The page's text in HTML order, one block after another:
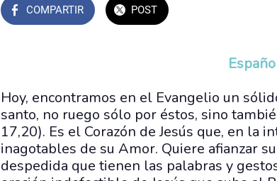
COMPARTIR POST
Hoy, encontramos en el Evangelio un
santo, no ruego sólo por éstos, sino
17,20). Es el Corazón de Jesús que, en la
inagotables de su Amor. Quiere afianzar
despedida que tienen las palabras y